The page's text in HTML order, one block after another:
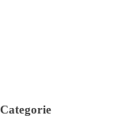
Categorie